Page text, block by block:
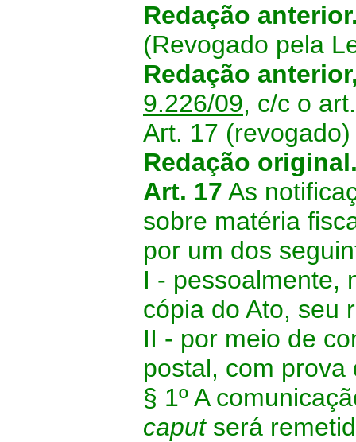
Redação
(Revogado pela
Redação
9.226/09, c/c o
Art. 17 (revogado)
Redação
Art. 17 As
sobre matéria
por um dos
I - pessoalmente,
cópia do Ato, seu
II - por meio de
postal, com
§ 1º A
caputserá